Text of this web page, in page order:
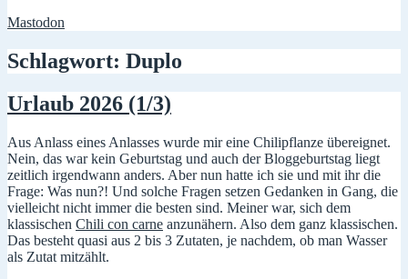
Mastodon
Schlagwort: Duplo
Urlaub 2026 (1/3)
Aus Anlass eines Anlasses wurde mir eine Chilipflanze übereignet.
Nein, das war kein Geburtstag und auch der Bloggeburtstag liegt
zeitlich irgendwann anders. Aber nun hatte ich sie und mit ihr die
Frage: Was nun?! Und solche Fragen setzen Gedanken in Gang, die
vielleicht nicht immer die besten sind. Meiner war, sich dem
klassischen Chili con carne anzunähern. Also dem ganz klassischen.
Das besteht quasi aus 2 bis 3 Zutaten, je nachdem, ob man Wasser
als Zutat mitzählt.